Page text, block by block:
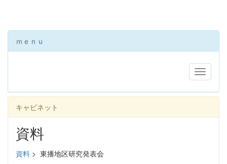
ｍｅｎｕ
キャビネット
資料
資料 > 東播地区研究発表会